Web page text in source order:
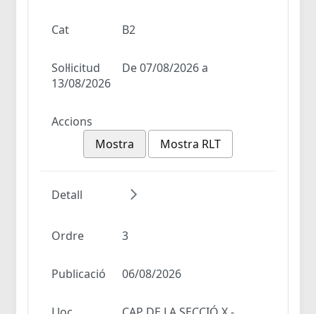
Cat B2
Sol·licitud
De 07/08/2026 a
13/08/2026
Accions
Mostra
Mostra RLT
Detall
Ordre 3
Publicació 06/08/2026